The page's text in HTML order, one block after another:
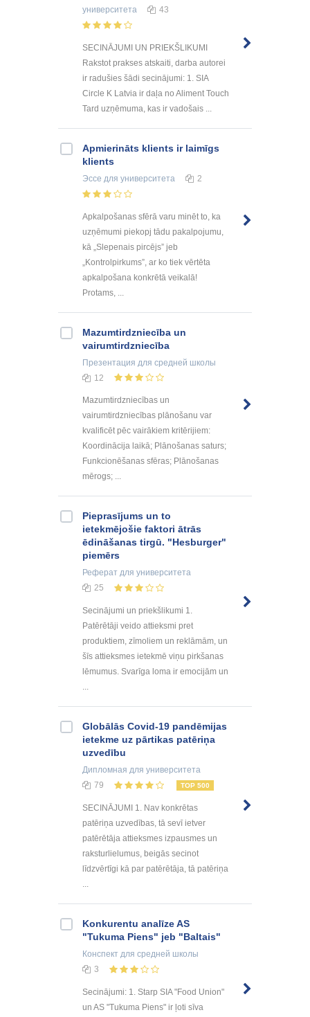
университета 43
SECINĀJUMI UN PRIEKŠLIKUMI
Rakstot prakses atskaiti, darba autorei
ir radušies šādi secinājumi: 1. SIA
Circle K Latvia ir daļa no Aliment Touch
Tard uzņēmuma, kas ir vadošais ...
Apmierināts klients ir laimīgs
klients
Эссе для университета 2
Apkalpošanas sfērā varu minēt to, ka
uzņēmumi piekopj tādu pakalpojumu,
kā „Slepenais pircējs” jeb
„Kontrolpirkums”, ar ko tiek vērtēta
apkalpošana konkrētā veikalā!
Protams, ...
Mazumtirdzniecība un
vairumtirdzniecība
Презентация для средней школы
12
Mazumtirdzniecības un
vairumtirdzniecības plānošanu var
kvalificēt pēc vairākiem kritērijiem:
Koordinācija laikā; Plānošanas saturs;
Funkcionēšanas sfēras; Plānošanas
mērogs; ...
Pieprasījums un to
ietekmējošie faktori ātrās
ēdināšanas tirgū. "Hesburger"
piemērs
Реферат для университета
25
Secinājumi un priekšlikumi 1.
Patērētāji veido attieksmi pret
produktiem, zīmoliem un reklāmām, un
šīs attieksmes ietekmē viņu pirkšanas
lēmumus. Svarīga loma ir emocijām un
...
Globālās Covid-19 pandēmijas
ietekme uz pārtikas patēriņa
uzvedību
Дипломная для университета
79
TOP 500
SECINĀJUMI 1. Nav konkrētas
patēriņa uzvedības, tā sevī ietver
patērētāja attieksmes izpausmes un
raksturlielumus, beigās secinot
līdzvērtīgi kā par patērētāja, tā patēriņa
...
Konkurentu analīze AS
"Tukuma Piens" jeb "Baltais"
Конспект для средней школы
3
Secinājumi: 1. Starp SIA "Food Union"
un AS "Tukuma Piens" ir ļoti sīva